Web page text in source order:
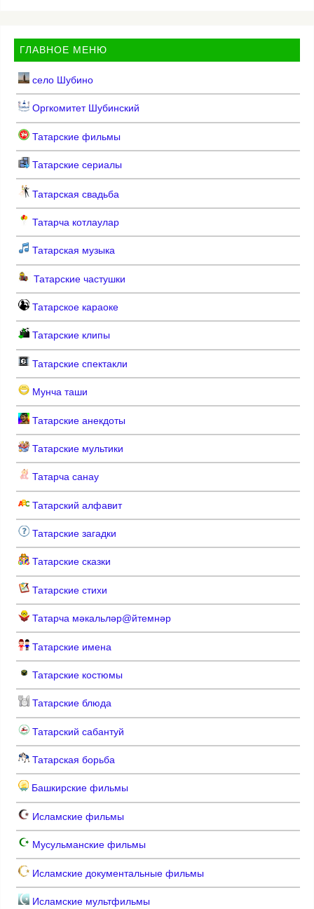
ГЛАВНОЕ МЕНЮ
село Шубино
Оргкомитет Шубинский
Татарские фильмы
Татарские сериалы
Татарская свадьба
Татарча котлаулар
Татарская музыка
Татарские частушки
Татарское караоке
Татарские клипы
Татарские спектакли
Мунча таши
Татарские анекдоты
Татарские мультики
Татарча санау
Татарский алфавит
Татарские загадки
Татарские сказки
Татарские стихи
Татарча мәкальләр@йтемнәр
Татарские имена
Татарские костюмы
Татарские блюда
Татарский сабантуй
Татарская борьба
Башкирские фильмы
Исламские фильмы
Мусульманские фильмы
Исламские документальные фильмы
Исламские мультфильмы